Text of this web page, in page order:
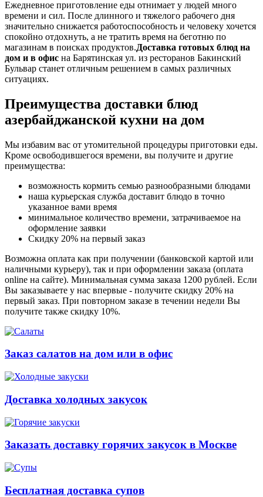
Ежедневное приготовление еды отнимает у людей много
времени и сил. После длинного и тяжелого рабочего дня
значительно снижается работоспособность и человеку хочется
спокойно отдохнуть, а не тратить время на беготню по
магазинам в поисках продуктов.Доставка готовых блюд на
дом и в офис на Барятинская ул. из ресторанов Бакинский
Бульвар станет отличным решением в самых различных
ситуациях.
Преимущества доставки блюд
азербайджанской кухни на дом
Мы избавим вас от утомительной процедуры приготовки еды.
Кроме освободившегося времени, вы получите и другие
преимущества:
возможность кормить семью разнообразными блюдами
наша курьерская служба доставит блюдо в точно
указанное вами время
минимальное количество времени, затрачиваемое на
оформление заявки
Скидку 20% на первый заказ
Возможна оплата как при получении (банковской картой или
наличными курьеру), так и при оформлении заказа (оплата
online на сайте). Минимальная сумма заказа 1200 рублей. Если
Вы заказываете у нас впервые - получите скидку 20% на
первый заказ. При повторном заказе в течении недели Вы
получите также скидку 10%.
Заказ салатов на дом или в офис
Доставка холодных закусок
Заказать доставку горячих закусок в Москве
Бесплатная доставка супов